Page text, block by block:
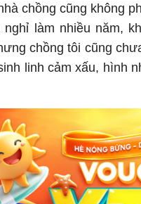
chồng cũng không
nghỉ làm nhiều năm,
chồng tôi cũng
linh cảm xấu, hình